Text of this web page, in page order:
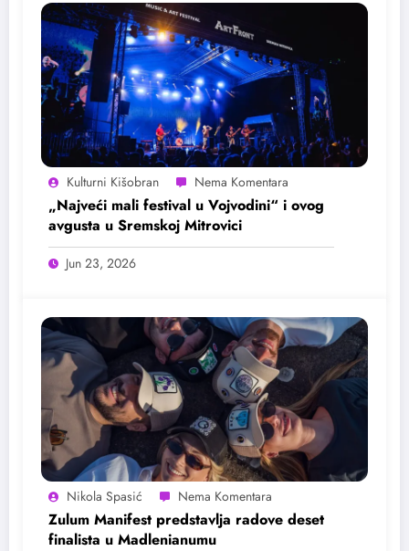
Kulturni Kišobran
„Najveći mali festival u Vojvodini“ i ovog
avgusta u Sremskoj Mitrovici
Jun 23, 2026
Nikola Spasić
Zulum Manifest predstavlja radove deset
finalista u Madlenianumu